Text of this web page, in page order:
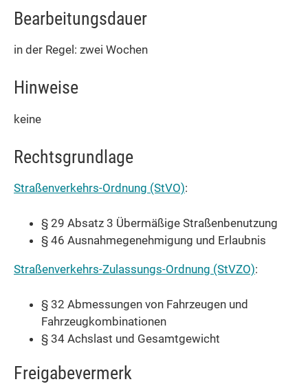
Bearbeitungsdauer
in der Regel: zwei Wochen
Hinweise
keine
Rechtsgrundlage
Straßenverkehrs-Ordnung (StVO):
§ 29 Absatz 3 Übermäßige Straßenbenutzung
§ 46 Ausnahmegenehmigung und Erlaubnis
Straßenverkehrs-Zulassungs-Ordnung (StVZO):
§ 32 Abmessungen von Fahrzeugen und
Fahrzeugkombinationen
§ 34 Achslast und Gesamtgewicht
Freigabevermerk